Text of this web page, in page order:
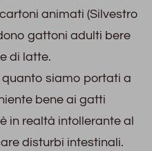
animati (Silvestro
gattoni adulti bere
di latte.
siamo portati a
bene ai gatti
in realtà intollerante al
disturbi intestinali.